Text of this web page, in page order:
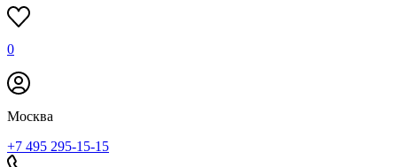
0
Москва
+7 495 295-15-15